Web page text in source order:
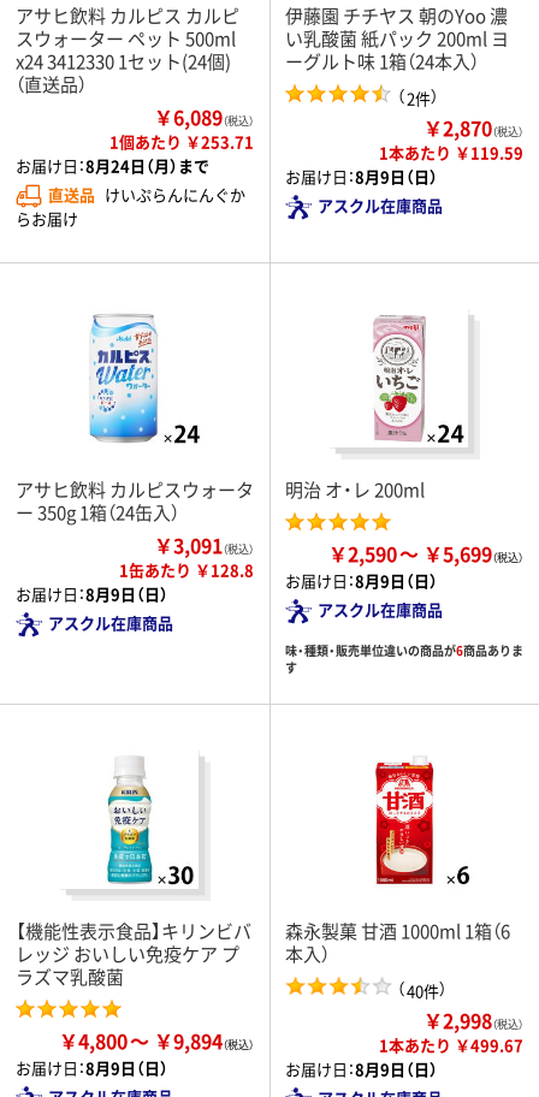
アサヒ飲料 カルピス カルピ
スウォーター ペット 500ml
x24 3412330 1セット(24個)
（直送品）
￥6,089（税込）
1個あたり ￥253.71
お届け日：8月24日（月）まで
直送品 けいぷらんにんぐか
らお届け
伊藤園 チチヤス 朝のYoo 濃
い乳酸菌 紙パック 200ml ヨ
ーグルト味 1箱（24本入）
（2件）
￥2,870（税込）
1本あたり ￥119.59
お届け日：8月9日（日）
アスクル在庫商品
アサヒ飲料 カルピスウォータ
ー 350g 1箱（24缶入）
￥3,091（税込）
1缶あたり ￥128.8
お届け日：8月9日（日）
アスクル在庫商品
明治 オ・レ 200ml
￥2,590 ￥5,699
お届け日：8月9日（日）
アスクル在庫商品
味・種類・販売単位違いの商品が6商品ありま
す
【機能性表示食品】キリンビバ
レッジ おいしい免疫ケア プ
ラズマ乳酸菌
￥4,800 ￥9,894
お届け日：8月9日（日）
森永製菓 甘酒 1000ml 1箱（6
本入）
（40件）
￥2,998（税込）
1本あたり ￥499.67
お届け日：8月9日（日）